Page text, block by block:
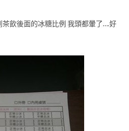
飲後面的冰糖比例 我頭都暈了….好